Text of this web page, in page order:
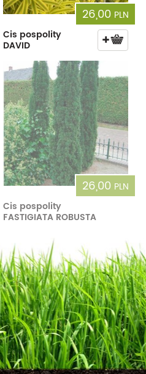
26,00 PLN
Cis pospolity
DAVID
26,00 PLN
Cis pospolity
FASTIGIATA ROBUSTA